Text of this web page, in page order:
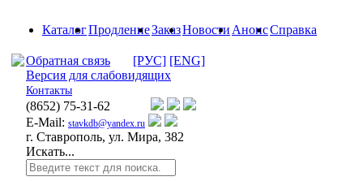
КаталогПродлениеЗаказНовости АнонсСправка
Обратная связь [РУС] [ENG]
Версия для слабовидящих
Контакты
(8652) 75-31-62
E-Mail: stavkdb@yandex.ru
г. Ставрополь, ул. Мира, 382
Искать...